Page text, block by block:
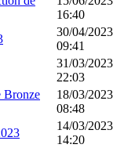
16:40
30/04/2023
09:41
31/03/2023
22:03
Bronze
18/03/2023
08:48
14/03/2023
14:20